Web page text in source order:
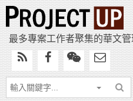
最多專案工作者聚集的華文